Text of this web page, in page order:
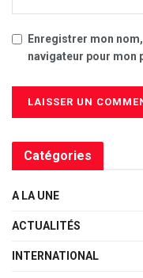
Enregistrer mon
navigateur pour mon
Catégories
A LA UNE
ACTUALITÉS
INTERNATIONAL